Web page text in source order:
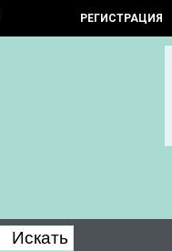
РЕГИСТРАЦИЯ